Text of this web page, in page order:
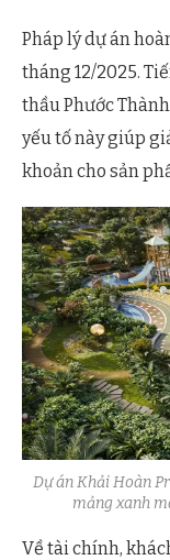
Pháp lý dự án
tháng 12/2025.
thầu Phước
yếu tố này giúp
khoản cho sản
Dự án Khải Hoàn
mảng xanh
Về tài chính,